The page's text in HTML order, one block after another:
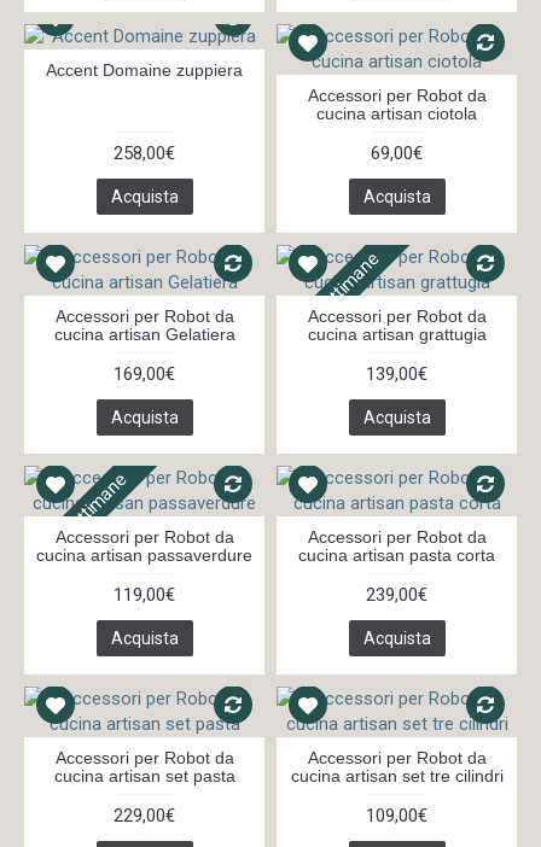
Accent Domaine zuppiera
258,00€
Acquista
Accessori per Robot da
cucina artisan ciotola
69,00€
Acquista
Accessori per Robot da
cucina artisan Gelatiera
169,00€
Acquista
In 3 settimane
Accessori per Robot da
cucina artisan grattugia
139,00€
Acquista
In 3 settimane
Accessori per Robot da
cucina artisan passaverdure
119,00€
Acquista
Accessori per Robot da
cucina artisan pasta corta
239,00€
Acquista
Accessori per Robot da
cucina artisan set pasta
229,00€
Accessori per Robot da
cucina artisan set tre cilindri
109,00€